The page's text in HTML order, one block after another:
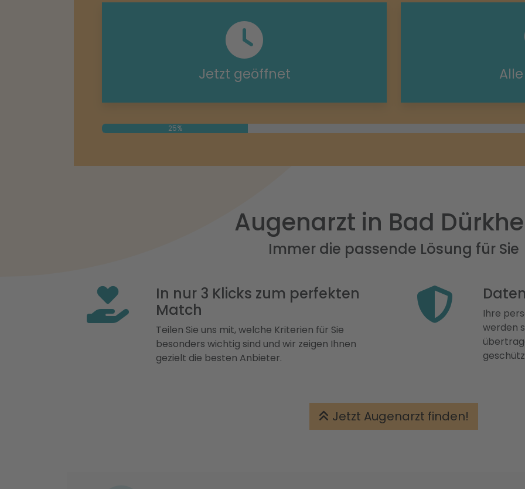
Jetzt geöffnet
25%
Augenarzt in Bad
Immer die passende Lösung für Sie
In nur 3 Klicks zum perfekten
Match
Teilen Sie uns mit, welche Kriterien für Sie
besonders wichtig sind und wir zeigen Ihnen
gezielt die besten Anbieter.
Ihre
werden
Jetzt Augenarzt finden!